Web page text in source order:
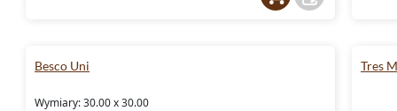
Besco Uni
Wymiary: 30.00 x 30.00
Tres